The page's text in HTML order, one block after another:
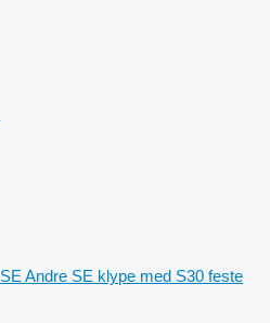
SE Andre SE klype med S30 feste